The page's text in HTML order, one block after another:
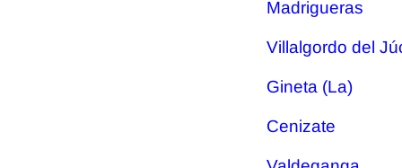
Madrigueras
Villalgordo del
Gineta (La)
Cenizate